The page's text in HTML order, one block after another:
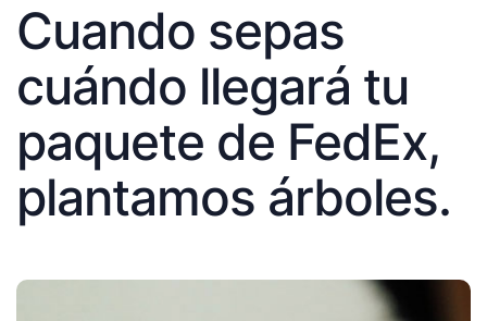
Cuando sepas
cuándo llegará tu
paquete de FedEx,
plantamos árboles.